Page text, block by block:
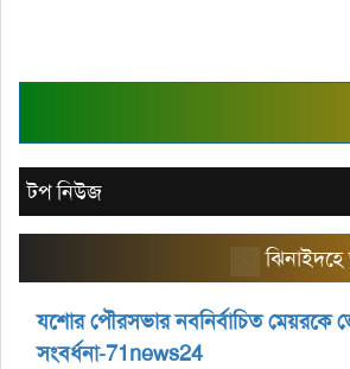
টপ নিউজ
ঝিনাইদহে অবৈধ
যশোর পৌরসভার নবনির্বাচিত মেয়রকে
সংবর্ধনা-71news24